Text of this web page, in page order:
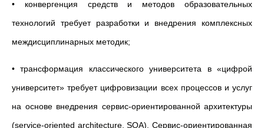
• конвергенция средств и методов образовательных
технологий требует разработки и внедрения комплексных
междисциплинарных методик;
• трансформация классического университета в «цифрой
университет» требует цифровизации всех процессов и услуг
на основе внедрения сервис-ориентированной архитектуры
(service-oriented architecture, SOA). Сервис-ориентированная